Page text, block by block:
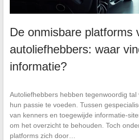
De onmisbare platforms
autoliefhebbers: waar
informatie?
Autoliefhebbers hebben tegenwoordig
hun passie te voeden. Tussen
van kenners en toegewijde informatie-
om het overzicht te behouden. Toch
platforms zich door…